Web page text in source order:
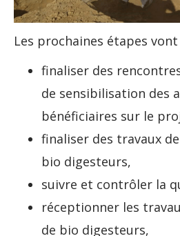
Les prochaines étapes
finaliser des
de sensibilisation des
bénéficiaires sur le
finaliser des travaux
bio digesteurs,
suivre et contrôler la
réceptionner les
de bio digesteurs,